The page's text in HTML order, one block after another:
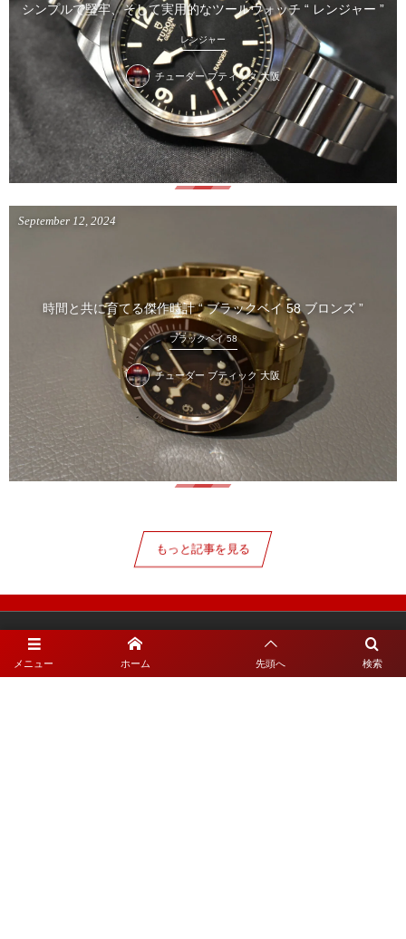
シンプルで堅牢、そして実用的なツールウォッチ “ レンジャー ”
レンジャー
チューダー ブティック 大阪
時間と共に育てる傑作時計 “ ブラックベイ 58 ブロンズ ”
September 12 2024
ブラックベイ 58
チューダー ブティック 大阪
もっと記事を見る
メニュー 検索
ホーム 先頭へ